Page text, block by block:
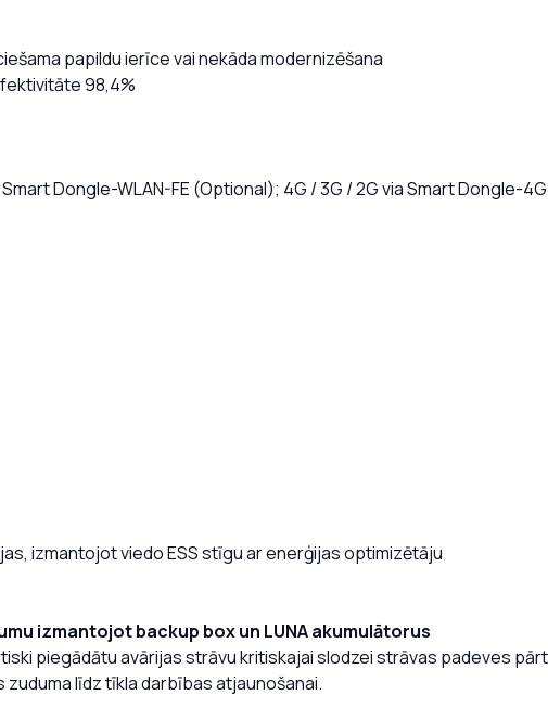
papildu ierīce vai nekāda modernizēšana
98,4%
Dongle-WLAN-FE (Optional); 4G / 3G / 2G via Smart Dongle-
izmantojot viedo ESS stīgu ar enerģijas optimizētāju
izmantojot backup box un LUNA akumulātorus
piegādātu avārijas strāvu kritiskajai slodzei strāvas padeves
līdz tīkla darbības atjaunošanai.